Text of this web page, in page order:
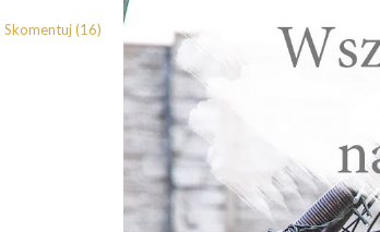
Skomentuj (16)